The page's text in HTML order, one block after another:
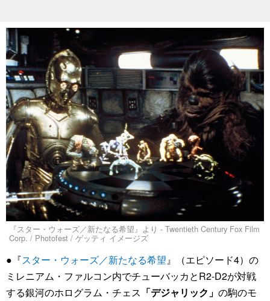
『スター・ウォーズ／新たなる希望』より - Twentieth Century Fox Film
Corp. / Photofest / ゲッティ イメージズ
●『スター・ウォーズ／新たなる希望』（エピソード4）の
ミレニアム・ファルコン内でチューバッカとR2-D2が対戦
する銀河のホログラム・チェス 「デジャリック」 の駒のモ